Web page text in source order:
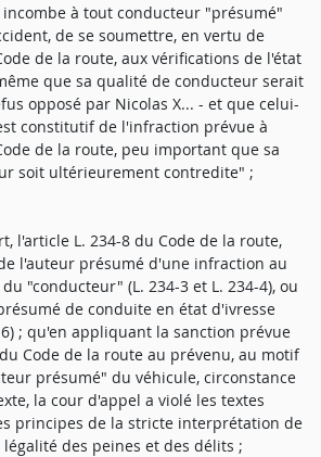
à tout conducteur "présumé"
de se soumettre, en vertu de
de la route, aux vérifications de l'état
que sa qualité de conducteur serait
opposé par Nicolas X... - et que celui-
constitutif de l'infraction prévue à
de la route, peu important que sa
soit ultérieurement contredite" ;
l'article L. 234-8 du Code de la route,
l'auteur présumé d'une infraction au
"conducteur" (L. 234-3 et L. 234-4), ou
de conduite en état d'ivresse
; qu'en appliquant la sanction prévue
Code de la route au prévenu, au motif
présumé" du véhicule, circonstance
la cour d'appel a violé les textes
principes de la stricte interprétation de
des peines et des délits ;